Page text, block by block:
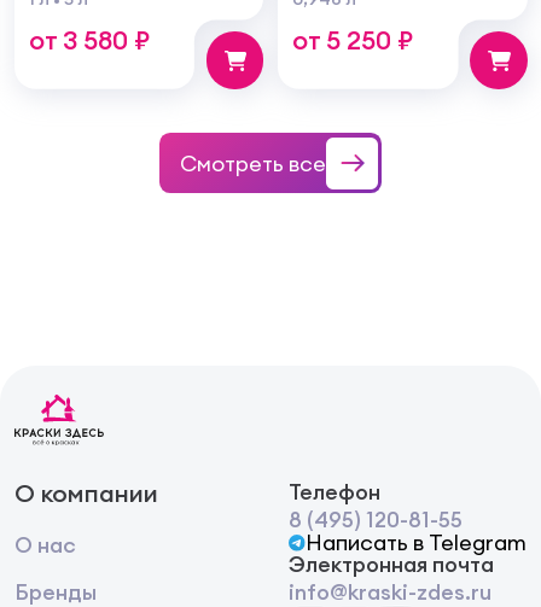
Грунт для паркета на
водной основе для
внутренних работ
от 3 580 ₽
дереву
от 5 250 ₽
Смотреть все
О компании
О нас
Бренды
Телефон
8 (495) 120-81-55
Написать в Telegram
Электронная почта
info@kraski-zdes.ru